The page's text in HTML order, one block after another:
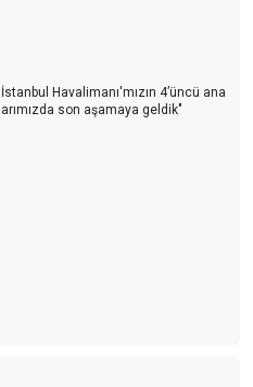
Havalimanı'mızın 4’üncü ana
son aşamaya geldik"